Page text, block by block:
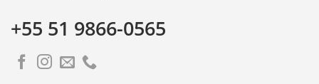
+55 51 9866-0565